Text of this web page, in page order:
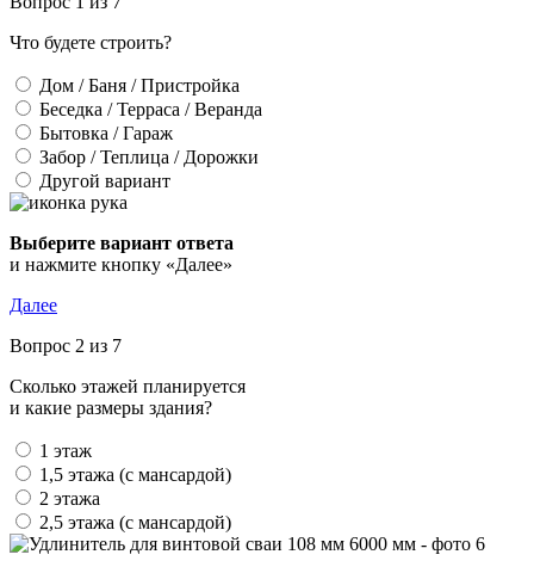
Что будете строить?
Дом / Баня / Пристройка
Беседка / Терраса / Веранда
Бытовка / Гараж
Забор / Теплица / Дорожки
Другой вариант
Выберите вариант ответа
и нажмите кнопку «Далее»
Далее
Вопрос 2 из 7
Сколько этажей планируется
и какие размеры здания?
1 этаж
1,5 этажа (с мансардой)
2 этажа
2,5 этажа (с мансардой)